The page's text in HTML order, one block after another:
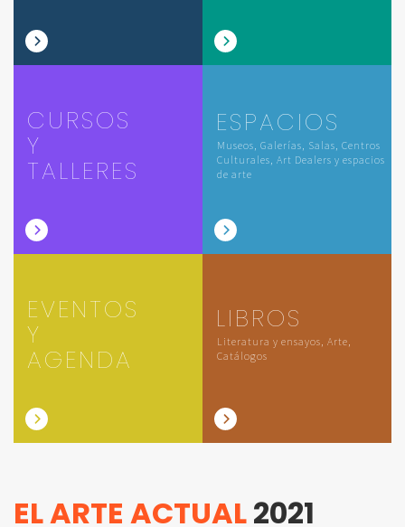
CURSOS
Y
TALLERES
ESPACIOS
Museos, Galerías, Salas, Centros
Culturales, Art Dealers y espacios
de arte
EVENTOS
Y
AGENDA
LIBROS
Literatura y ensayos, Arte,
Catálogos
EL ARTE ACTUAL2021